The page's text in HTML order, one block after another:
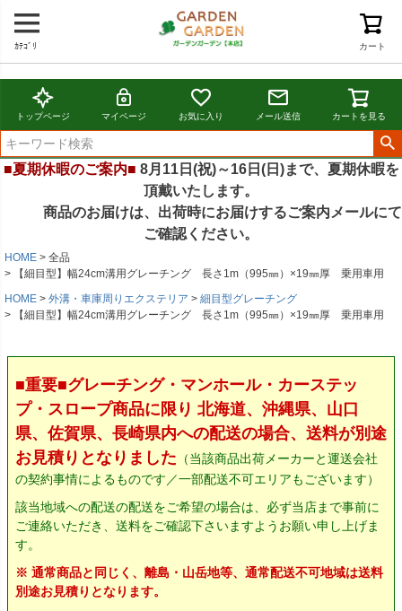
カート
ｶﾃｺﾞﾘ
トップページ マイページ お気に入り メール送信 カートを見る
■夏期休暇のご案内■ 8月11日(祝)～16日(日)まで、夏期休暇を
頂戴いたします。
商品のお届けは、出荷時にお届けするご案内メールにて
ご確認ください。
HOME
全品
【細目型】幅24cm溝用グレーチング 長さ1m（995㎜）×19㎜厚 乗用車用
HOME
外溝・車庫周りエクステリア
細目型グレーチング
【細目型】幅24cm溝用グレーチング 長さ1m（995㎜）×19㎜厚 乗用車用
■重要■グレーチング・マンホール・カーステッ
プ・スロープ商品に限り 北海道、沖縄県、山口
県、佐賀県、長崎県内への配送の場合、送料が別途
お見積りとなりました （当該商品出荷メーカーと運送会社
の契約事情によるものです／一部配送不可エリアもございます）
該当地域への配送の配送をご希望の場合は、必ず当店まで事前に
ご連絡いただき、送料をご確認下さいますようお願い申し上げま
す。
※ 通常商品と同じく、離島・山岳地等、通常配送不可地域は送料
別途お見積りとなります。